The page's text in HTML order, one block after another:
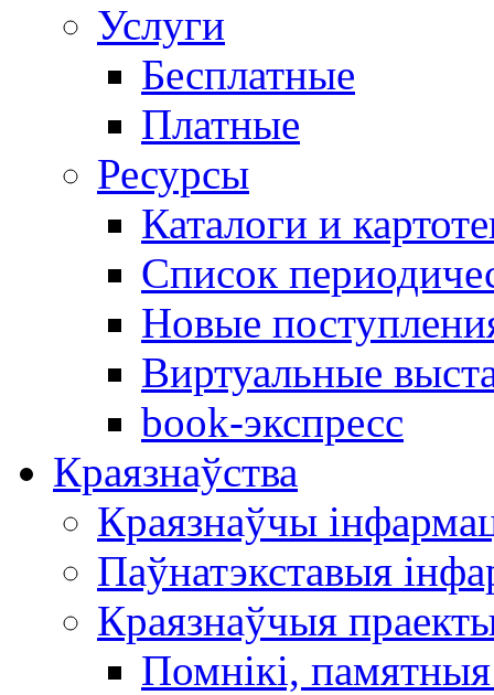
Услуги
Бесплатные
Платные
Ресурсы
Каталоги и
Список
Новые
Виртуальные
book-экспресс
Краязнаўства
Краязнаўчы
Паўнатэкставыя
Краязнаўчыя
Помнікі,